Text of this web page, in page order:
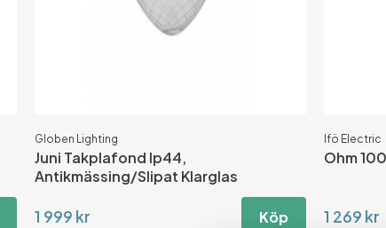
Globen Lighting
Juni Takplafond Ip44,
Antikmässing/Slipat Klarglas
1 999 kr Köp
Ifö Electric
Ohm
1 269 kr